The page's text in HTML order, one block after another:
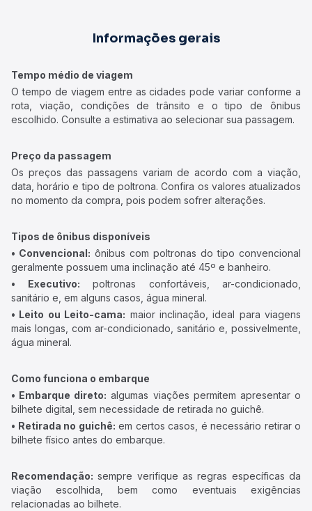
Informações gerais
Tempo médio de viagem
O tempo de viagem entre as cidades pode variar conforme a
rota, viação, condições de trânsito e o tipo de ônibus
escolhido. Consulte a estimativa ao selecionar sua passagem.
Preço da passagem
Os preços das passagens variam de acordo com a viação,
data, horário e tipo de poltrona. Confira os valores atualizados
no momento da compra, pois podem sofrer alterações.
Tipos de ônibus disponíveis
• Convencional: ônibus com poltronas do tipo convencional
geralmente possuem uma inclinação até 45º e banheiro.
• Executivo: poltronas confortáveis, ar-condicionado,
sanitário e, em alguns casos, água mineral.
• Leito ou Leito-cama: maior inclinação, ideal para viagens
mais longas, com ar-condicionado, sanitário e, possivelmente,
água mineral.
Como funciona o embarque
• Embarque direto: algumas viações permitem apresentar o
bilhete digital, sem necessidade de retirada no guichê.
• Retirada no guichê: em certos casos, é necessário retirar o
bilhete físico antes do embarque.
Recomendação: sempre verifique as regras específicas da
viação escolhida, bem como eventuais exigências
relacionadas ao bilhete.